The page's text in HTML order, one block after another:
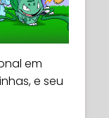
em
e seu